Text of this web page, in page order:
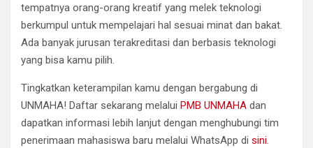
tempatnya orang-orang kreatif yang melek teknologi
berkumpul untuk mempelajari hal sesuai minat dan bakat.
Ada banyak jurusan terakreditasi dan berbasis teknologi
yang bisa kamu pilih.
Tingkatkan keterampilan kamu dengan bergabung di
UNMAHA! Daftar sekarang melalui PMB UNMAHA dan
dapatkan informasi lebih lanjut dengan menghubungi tim
penerimaan mahasiswa baru melalui WhatsApp di sini.